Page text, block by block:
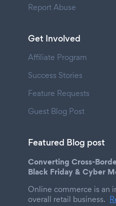
Report Abuse
Get Involved
Affiliate Program
Success Stories
Feature Requests
Guest Blog Post
Featured Blog post
Converting Cross-
Black Friday & Cyber
Online commerce is an
overall retail business.